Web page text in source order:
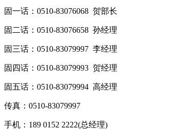
固一话：0510-83076068 贺部长
固二话：0510-83076658 孙经理
固三话：0510-83079997 李经理
固四话：0510-83079993 贺经理
固五话：0510-83079994 高经理
传真：0510-83079997
手机：189 0152 2222(总经理)